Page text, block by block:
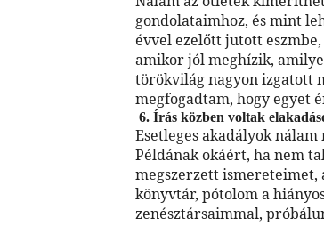
gondolataimhoz, és mint
évvel ezelőtt jutott
amikor jól meghízik,
törökvilág nagyon izgatott
megfogadtam, hogy egyet
6. Írás közben voltak
Esetleges akadályok nálam
Példának okáért, ha nem
megszerzett
könyvtár, pótolom a
zenésztársaimmal,